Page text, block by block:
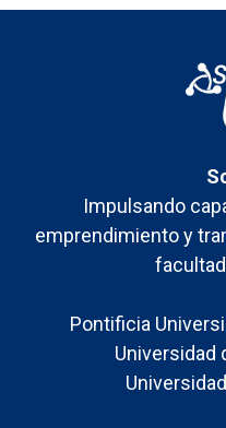
Impulsando
emprendimiento y
Pontificia
Universidad